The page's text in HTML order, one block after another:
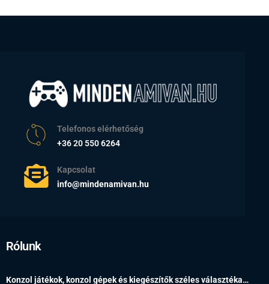
Telefonos elérhetőség
+36 20 550 6264
Kapcsolat
info@mindenamivan.hu
Rólunk
Konzol játékok, konzol gépek és kiegészítők széles választéka…